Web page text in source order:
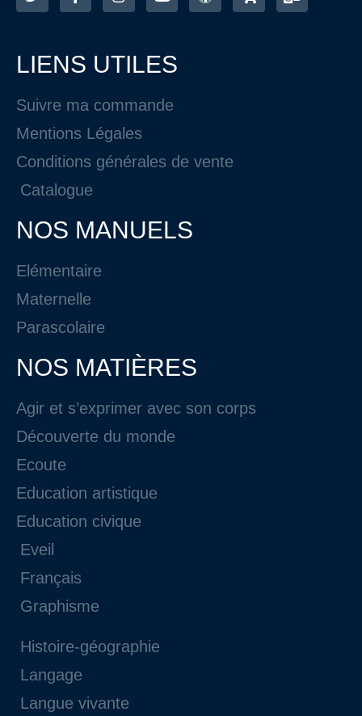
LIENS UTILES
Suivre ma commande
Mentions Légales
Conditions générales de vente
Catalogue
NOS MANUELS
Elémentaire
Maternelle
Parascolaire
NOS MATIÈRES
Agir et s’exprimer avec son corps
Découverte du monde
Ecoute
Education artistique
Education civique
Eveil
Français
Graphisme
Histoire-géographie
Langage
Langue vivante